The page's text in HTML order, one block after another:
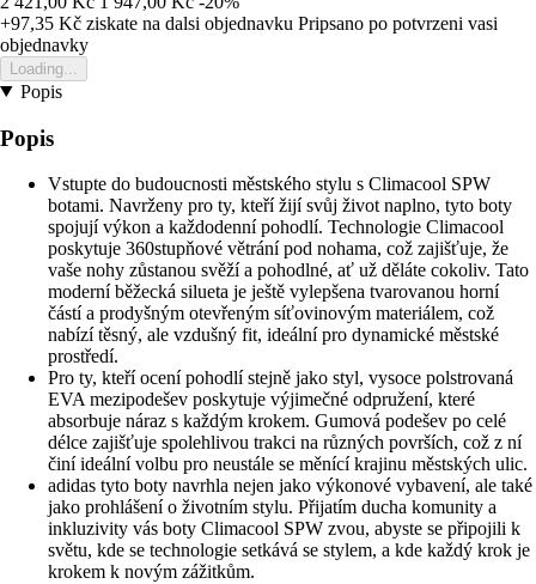
+97,35 Kč ziskate na dalsi objednavku Pripsano po potvrzeni vasi
objednavky
Loading...
Popis
Popis
Vstupte do budoucnosti městského stylu s Climacool SPW
botami. Navrženy pro ty, kteří žijí svůj život naplno, tyto boty
spojují výkon a každodenní pohodlí. Technologie Climacool
poskytuje 360stupňové větrání pod nohama, což zajišťuje, že
vaše nohy zůstanou svěží a pohodlné, ať už děláte cokoliv. Tato
moderní běžecká silueta je ještě vylepšena tvarovanou horní
částí a prodyšným otevřeným síťovinovým materiálem, což
nabízí těsný, ale vzdušný fit, ideální pro dynamické městské
prostředí.
Pro ty, kteří ocení pohodlí stejně jako styl, vysoce polstrovaná
EVA mezipodešev poskytuje výjimečné odpružení, které
absorbuje náraz s každým krokem. Gumová podešev po celé
délce zajišťuje spolehlivou trakci na různých površích, což z ní
činí ideální volbu pro neustále se měnící krajinu městských ulic.
adidas tyto boty navrhla nejen jako výkonové vybavení, ale také
jako prohlášení o životním stylu. Přijatím ducha komunity a
inkluzivity vás boty Climacool SPW zvou, abyste se připojili k
světu, kde se technologie setkává se stylem, a kde každý krok je
krokem k novým zážitkům.